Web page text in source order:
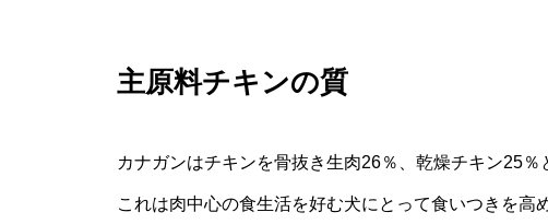
主原料チキンの質
カナガンはチキンを骨抜き生肉26％、乾燥チキン25
これは肉中心の食生活を好む犬にとって食いつきを高